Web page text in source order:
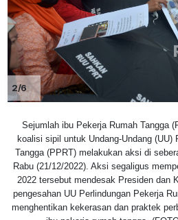
2/6
Sejumlah ibu Pekerja Rumah Tangga
koalisi sipil untuk Undang-Undang (UU)
Tangga (PPRT) melakukan aksi di
Rabu (21/12/2022). Aksi segaligus
2022 tersebut mendesak Presiden dan
pengesahan UU Perlindungan Pekerja
menghentikan kekerasan dan praktek